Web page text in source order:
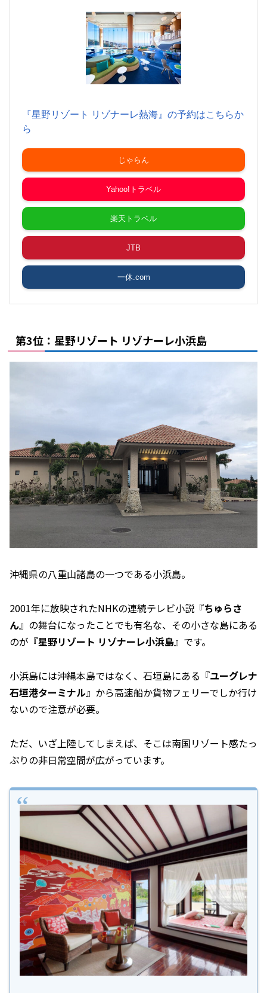
『星野リゾート リゾナーレ熱海』の予約はこちらか
ら
じゃらん
Yahoo!トラベル
楽天トラベル
JTB
一休.com
第3位：星野リゾート リゾナーレ小浜島
沖縄県の八重山諸島の一つである小浜島。
2001年に放映されたNHKの連続テレビ小説『ちゅらさ
ん』の舞台になったことでも有名な、その小さな島にある
のが『星野リゾート リゾナーレ小浜島』です。
小浜島には沖縄本島ではなく、石垣島にある『ユーグレナ
石垣港ターミナル』から高速船か貨物フェリーでしか行け
ないので注意が必要。
ただ、いざ上陸してしまえば、そこは南国リゾート感たっ
ぷりの非日常空間が広がっています。